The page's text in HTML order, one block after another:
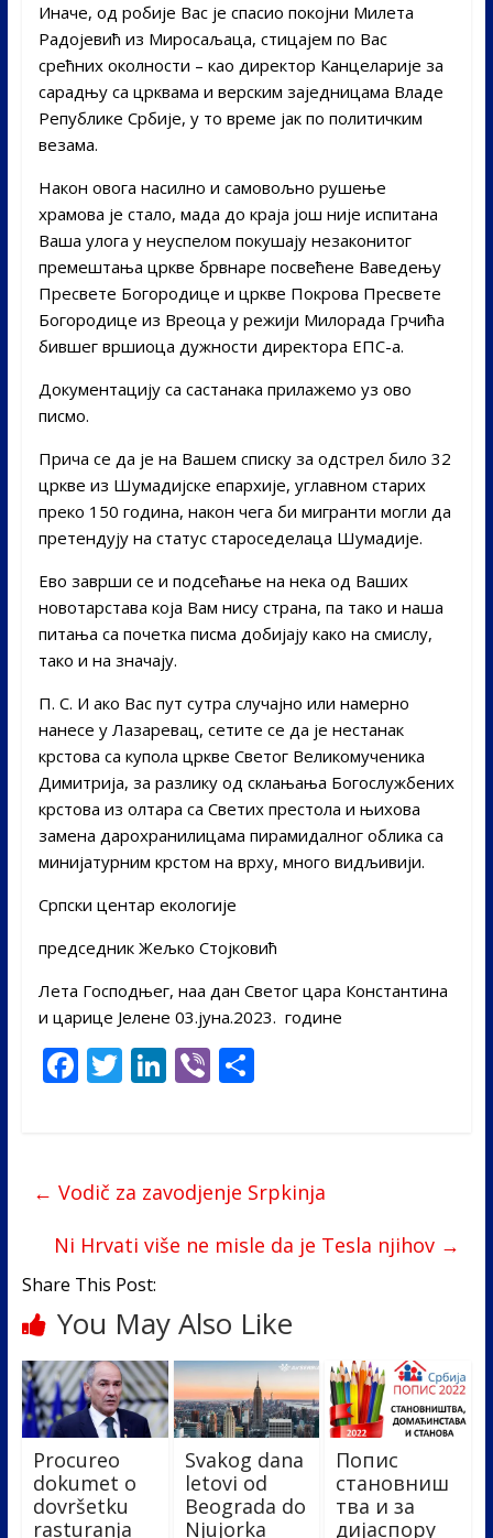
Иначе, од робије Вас је спасио покојни Милета
Радојевић из Миросаљаца, стицајем по Вас
срећних околности – као директор Канцеларије за
сарадњу са црквама и верским заједницама Владе
Републике Србије, у то време јак по политичким
везама.
Након овога насилно и самовољно рушење
храмова је стало, мада до краја још није испитана
Ваша улога у неуспелом покушају незаконитог
премештања цркве брвнаре посвећене Ваведењу
Пресвете Богородице и цркве Покрова Пресвете
Богородице из Вреоца у режији Милорада Грчића
бившег вршиоца дужности директора ЕПС-а.
Документацију са састанака прилажемо уз ово
писмо.
Прича се да је на Вашем списку за одстрел било 32
цркве из Шумадијске епархије, углавном старих
преко 150 година, након чега би мигранти могли да
претендују на статус староседелаца Шумадије.
Ево заврши се и подсећање на нека од Ваших
новотарстава која Вам нису страна, па тако и наша
питања са почетка писма добијају како на смислу,
тако и на значају.
П. С. И ако Вас пут сутра случајно или намерно
нанесе у Лазаревац, сетите се да је нестанак
крстова са купола цркве Светог Великомученика
Димитрија, за разлику од склањања Богослужбених
крстова из олтара са Светих престола и њихова
замена дарохранилицама пирамидалног облика са
минијатурним крстом на врху, много видљивији.
Српски центар екологије
председник Жељко Стојковић
Лета Господњег, наа дан Светог цара Константина
и царице Јелене 03.јуна.2023. године
F
o
o
k
T Li
dI
n
Vi S
← Vodič za zavodjenje Srpkinja
Ni Hrvati više ne misle da je Tesla njihov →
Share This Post:
You May Also Like
Procureo
dokumet o
dovršetku
rasturanja
Svakog dana
letovi od
Beograda do
Njujorka
Попис
становниш
тва и за
дијаспору